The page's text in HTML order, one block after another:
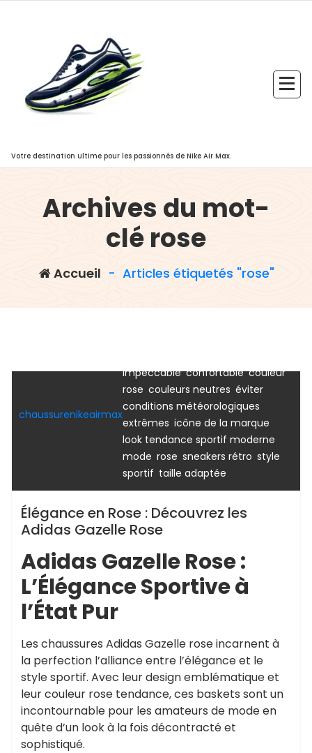
Votre destination ultime pour les passionnés de Nike Air Max.
Archives du mot-
clé rose
Accueil - Articles étiquetés "rose"
adidas gazelle femme
rose
chaussurenikeairmax
impeccable,confortable,couleur
rose couleurs neutres éviter
conditions météorologiques
extrêmes icône de la marque
look tendance sportif moderne
mode rose sneakers rétro style
sportif taille adaptée
Élégance en Rose : Découvrez les
Adidas Gazelle Rose
Adidas Gazelle Rose :
L’Élégance Sportive à
l’État Pur
Les chaussures Adidas Gazelle rose incarnent à
la perfection l’alliance entre l’élégance et le
style sportif. Avec leur design emblématique et
leur couleur rose tendance, ces baskets sont un
incontournable pour les amateurs de mode en
quête d’un look à la fois décontracté et
sophistiqué.